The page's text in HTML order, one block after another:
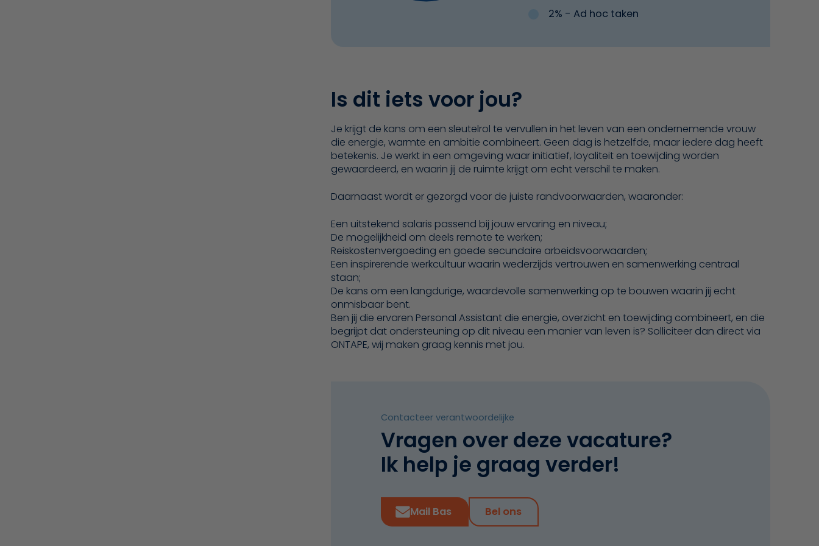
2% - Ad hoc taken
Is dit iets voor jou?
Je krijgt de kans om een sleutelrol te vervullen in het leven van een ondernemende vrouw
die energie, warmte en ambitie combineert. Geen dag is hetzelfde, maar iedere dag heeft
betekenis. Je werkt in een omgeving waar initiatief, loyaliteit en toewijding worden
gewaardeerd, en waarin jij de ruimte krijgt om echt verschil te maken.
Daarnaast wordt er gezorgd voor de juiste randvoorwaarden, waaronder:
Een uitstekend salaris passend bij jouw ervaring en niveau;
De mogelijkheid om deels remote te werken;
Reiskostenvergoeding en goede secundaire arbeidsvoorwaarden;
Een inspirerende werkcultuur waarin wederzijds vertrouwen en samenwerking centraal
staan;
De kans om een langdurige, waardevolle samenwerking op te bouwen waarin jij echt
onmisbaar bent.
Ben jij die ervaren Personal Assistant die energie, overzicht en toewijding combineert, en die
begrijpt dat ondersteuning op dit niveau een manier van leven is? Solliciteer dan direct via
ONTAPE, wij maken graag kennis met jou.
Contacteer verantwoordelijke
Vragen over deze vacature?
Ik help je graag verder!
Mail Bas Bel ons